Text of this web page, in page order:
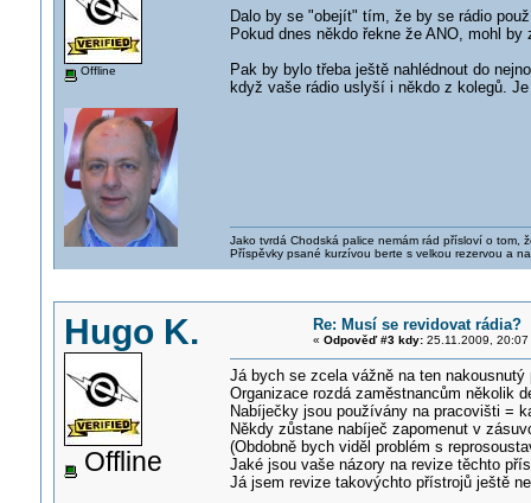
Offline
Dalo by se "obejít" tím, že by se rádio
Pokud dnes někdo řekne že ANO, mohl
Pak by bylo třeba ještě nahlédnout do
když vaše rádio uslyší i někdo z kolegů.
Jako tvrdá Chodská palice nemám rád přísloví o tom,
Příspěvky psané kurzívou berte s velkou rezervou a
Hugo K.
Offline
Re: Musí se revidovat rádia?
« Odpověď #3 kdy:25.11.2009, 20:07
Já bych se zcela vážně na ten
Organizace rozdá zaměstnancům několik
Nabíječky jsou používány na pracovišti =
Někdy zůstane nabíječ zapomenut v
(Obdobně bych viděl problém s
Jaké jsou vaše názory na revize těchto
Já jsem revize takovýchto přístrojů ještě